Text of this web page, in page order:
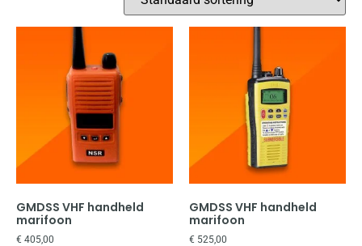
GMDSS VHF handheld
marifoon
€ 405,00
GMDSS VHF handheld
marifoon
€ 525,00